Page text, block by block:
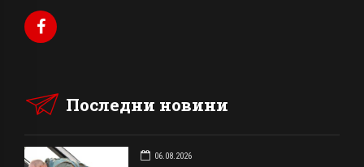
Последни новини
06.08.2026